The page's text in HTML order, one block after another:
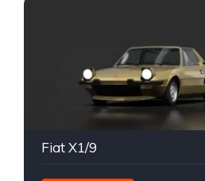
Fiat X1/9